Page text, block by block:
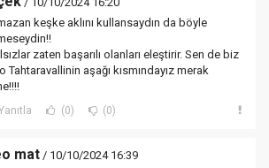
keşke aklını kullansaydın da böyle
zaten başarılı olanları eleştirir. Sen de biz
Tahtaravallinin aşağı kısmındayız merak
(0) (0)
mat/ 10/10/2024 16:39